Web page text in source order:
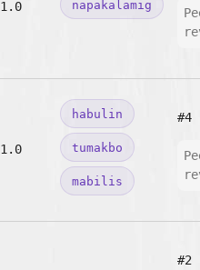
1.0 napakalamig
1.0
habulin
tumakbo
mabilis
#4
#2